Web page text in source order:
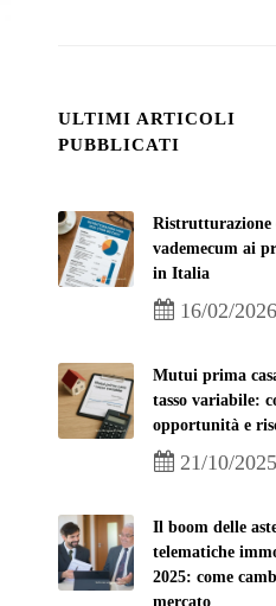
ULTIMI ARTICOLI
PUBBLICATI
Ristrutturazione
vademecum ai
in Italia
16/02/2026
Mutui prima
tasso variabile:
opportunità e
21/10/2025
Il boom delle
telematiche
2025: come
mercato